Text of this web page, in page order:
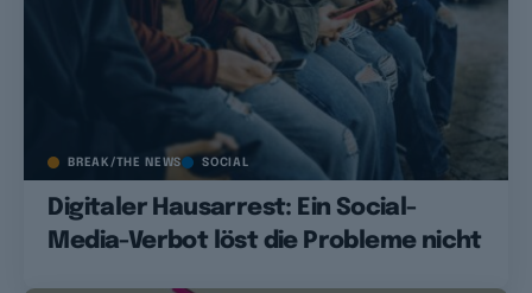
BREAK/THE NEWS SOCIAL
Digitaler Hausarrest: Ein Social-
Media-Verbot löst die Probleme nicht